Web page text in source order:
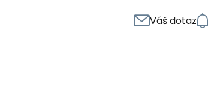
Váš dotaz